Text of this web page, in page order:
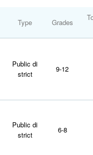
Type Grades
Public di
strict
9-12
Public di
strict
6-8